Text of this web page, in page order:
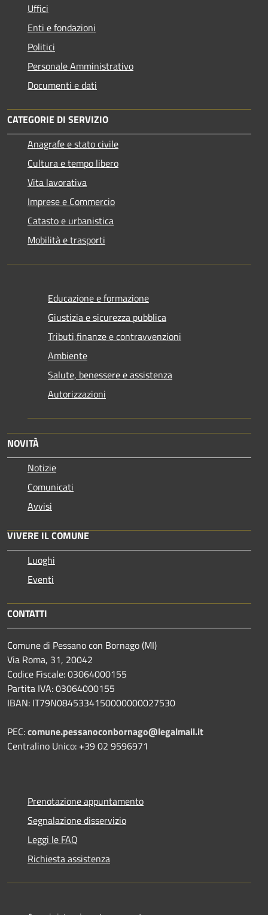
Uffici
Enti e fondazioni
Politici
Personale Amministrativo
Documenti e dati
CATEGORIE DI SERVIZIO
Anagrafe e stato civile
Cultura e tempo libero
Vita lavorativa
Imprese e Commercio
Catasto e urbanistica
Mobilità e trasporti
Educazione e formazione
Giustizia e sicurezza pubblica
Tributi,finanze e contravvenzioni
Ambiente
Salute, benessere e assistenza
Autorizzazioni
NOVITÀ
Notizie
Comunicati
Avvisi
VIVERE IL COMUNE
Luoghi
Eventi
CONTATTI
Comune di Pessano con Bornago (MI)
Via Roma, 31, 20042
Codice Fiscale: 03064000155
Partita IVA: 03064000155
IBAN: IT79N0845334150000000027530
PEC:comune.pessanoconbornago@legalmail.it
Centralino Unico: +39 02 9596971
Prenotazione appuntamento
Segnalazione disservizio
Leggi le FAQ
Richiesta assistenza